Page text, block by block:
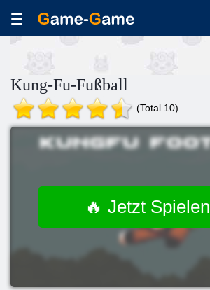
Kung-Fu-Fußball
(Total 10)
🔥 Jetzt Spielen